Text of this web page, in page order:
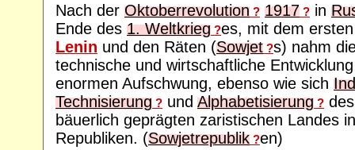
Nach der Oktoberrevolution ? 1917 ? in
Ende des 1. Weltkrieg ?es, mit dem
Lenin und den Räten (Sowjet ?s) nahm
technische und wirtschaftliche
enormen Aufschwung, ebenso wie sich
Technisierung ? und Alphabetisierung ?
bäuerlich geprägten zaristischen Landes
Republiken. (Sowjetrepublik ?en)